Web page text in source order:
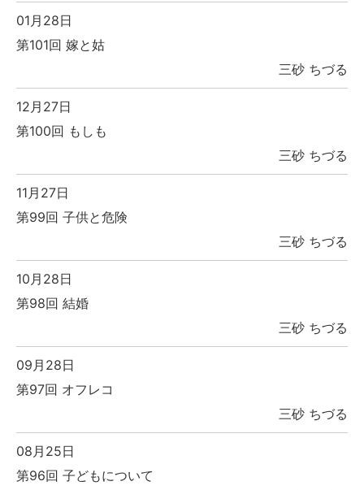
01月28日
第101回 嫁と姑
三砂 ちづる
12月27日
第100回 もしも
三砂 ちづる
11月27日
第99回 子供と危険
三砂 ちづる
10月28日
第98回 結婚
三砂 ちづる
09月28日
第97回 オフレコ
三砂 ちづる
08月25日
第96回 子どもについて